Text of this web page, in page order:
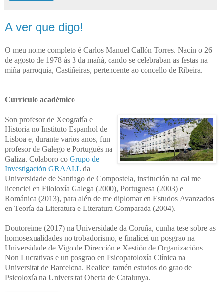
A ver que digo!
O meu nome completo é Carlos Manuel Callón Torres. Nacín o 26
de agosto de 1978 ás 3 da mañá, cando se celebraban as festas na
miña parroquia, Castiñeiras, pertencente ao concello de Ribeira.
Currículo académico
Son profesor de Xeografía e
Historia no Instituto Espanhol de
Lisboa e, durante varios anos, fun
profesor de Galego e Portugués na
Galiza. Colaboro co Grupo de
Investigación GRAALL da
Universidade de Santiago de Compostela, institución na cal me
licenciei en Filoloxía Galega (2000), Portuguesa (2003) e
Románica (2013), para alén de me diplomar en Estudos Avanzados
en Teoría da Literatura e Literatura Comparada (2004).
Doutoreime (2017) na Universidade da Coruña, cunha tese sobre as
homosexualidades no trobadorismo, e finalicei un posgrao na
Universidade de Vigo de Dirección e Xestión de Organizacións
Non Lucrativas e un posgrao en Psicopatoloxía Clínica na
Universitat de Barcelona. Realicei tamén estudos do grao de
Psicoloxía na Universitat Oberta de Catalunya.